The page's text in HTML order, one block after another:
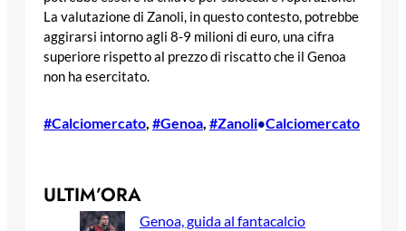
La valutazione di Zanoli, in questo contesto, potrebbe
aggirarsi intorno agli 8-9 milioni di euro, una cifra
superiore rispetto al prezzo di riscatto che il Genoa
non ha esercitato.
#Calciomercato, #Genoa, #Zanoli•Calciomercato
ULTIM’ORA
Genoa, guida al fantacalcio